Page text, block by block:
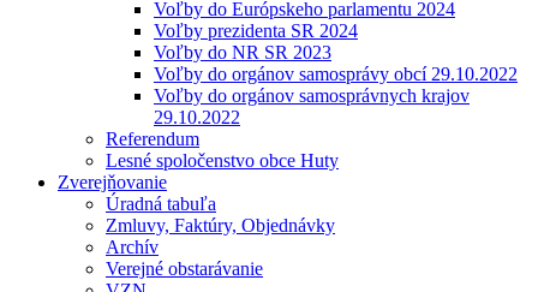
Voľby do Európskeho parlamentu 2024
Voľby prezidenta SR 2024
Voľby do NR SR 2023
Voľby do orgánov samosprávy obcí 29.10.2022
Voľby do orgánov samosprávnych krajov
29.10.2022
Referendum
Lesné spoločenstvo obce Huty
Zverejňovanie
Úradná tabuľa
Zmluvy, Faktúry, Objednávky
Archív
Verejné obstarávanie